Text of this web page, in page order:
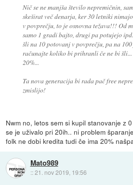
Nič se ne manjša število nepremičnin,
skeširat več denarja, ker 30 letniki
v povprečju, to je osnovna težava!!! Od
samo 1 gradi bajto, drugi pa potujejo
šli na 10 potovanj v povprečju, pa na 100
računajte koliko bi prihranli če ne bi
20%...
Ta nova generacija bi rada pač free
zmislijo!
Nwm no, letos sem si kupil stanovanje z
se je uživalo pri 20ih.. ni problem
folk ne dobi kredita tudi če ima 20%
Mato989
::21. nov 2019, 19:56